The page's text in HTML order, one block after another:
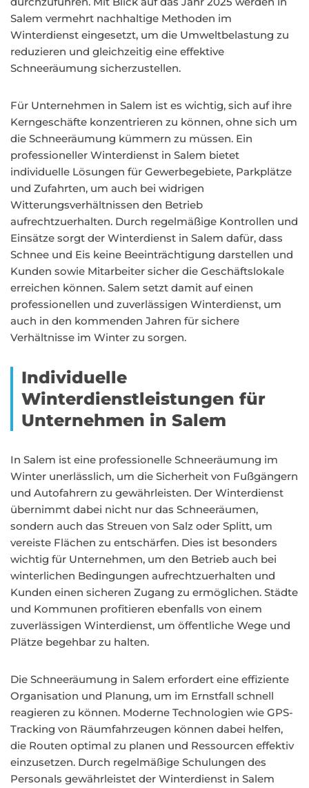
Salem vermehrt nachhaltige Methoden im
Winterdienst eingesetzt, um die Umweltbelastung zu
reduzieren und gleichzeitig eine effektive
Schneeräumung sicherzustellen.
Für Unternehmen in Salem ist es wichtig, sich auf ihre
Kerngeschäfte konzentrieren zu können, ohne sich um
die Schneeräumung kümmern zu müssen. Ein
professioneller Winterdienst in Salem bietet
individuelle Lösungen für Gewerbegebiete, Parkplätze
und Zufahrten, um auch bei widrigen
Witterungsverhältnissen den Betrieb
aufrechtzuerhalten. Durch regelmäßige Kontrollen und
Einsätze sorgt der Winterdienst in Salem dafür, dass
Schnee und Eis keine Beeinträchtigung darstellen und
Kunden sowie Mitarbeiter sicher die Geschäftslokale
erreichen können. Salem setzt damit auf einen
professionellen und zuverlässigen Winterdienst, um
auch in den kommenden Jahren für sichere
Verhältnisse im Winter zu sorgen.
Individuelle
Winterdienstleistungen für
Unternehmen in Salem
In Salem ist eine professionelle Schneeräumung im
Winter unerlässlich, um die Sicherheit von Fußgängern
und Autofahrern zu gewährleisten. Der Winterdienst
übernimmt dabei nicht nur das Schneeräumen,
sondern auch das Streuen von Salz oder Splitt, um
vereiste Flächen zu entschärfen. Dies ist besonders
wichtig für Unternehmen, um den Betrieb auch bei
winterlichen Bedingungen aufrechtzuerhalten und
Kunden einen sicheren Zugang zu ermöglichen. Städte
und Kommunen profitieren ebenfalls von einem
zuverlässigen Winterdienst, um öffentliche Wege und
Plätze begehbar zu halten.
Die Schneeräumung in Salem erfordert eine effiziente
Organisation und Planung, um im Ernstfall schnell
reagieren zu können. Moderne Technologien wie GPS-
Tracking von Räumfahrzeugen können dabei helfen,
die Routen optimal zu planen und Ressourcen effektiv
einzusetzen. Durch regelmäßige Schulungen des
Personals gewährleistet der Winterdienst in Salem